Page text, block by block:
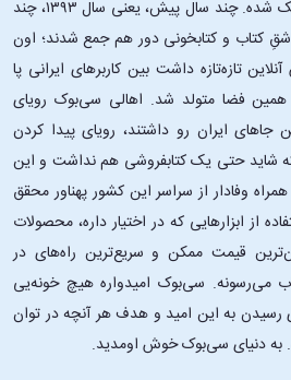
پروپیمون تنها به اندازۀ یک کلیک شده. چند سال پیش، یعنی سال ۱۳۹۳، چند
کتاب و کتابخونی دور هم جمع شدند؛ اون‌
تازه‌تازه داشت بین کاربرهای ایرانی پا
فضا متولد شد. اهالی سی‌بوک رویای
جاهای ایران رو داشتند، رویای پیدا کردن
شاید حتی یک کتابفروشی هم نداشت و این
وفادار از سراسر این کشور پهناور محقق
از ابزارهایی که در اختیار داره، محصولات
قیمت ممکن و سریع‌ترین راه‌های در
می‌رسونه. سی‌بوک امیدواره هیچ خونه‌یی
رسیدن به این امید و هدف هر آنچه در توان
به دنیای سی‌بوک خوش اومدید.